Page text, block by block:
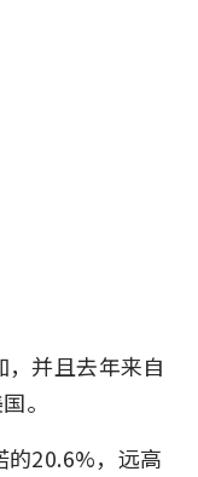
并且去年来自
。
的20.6%，远高